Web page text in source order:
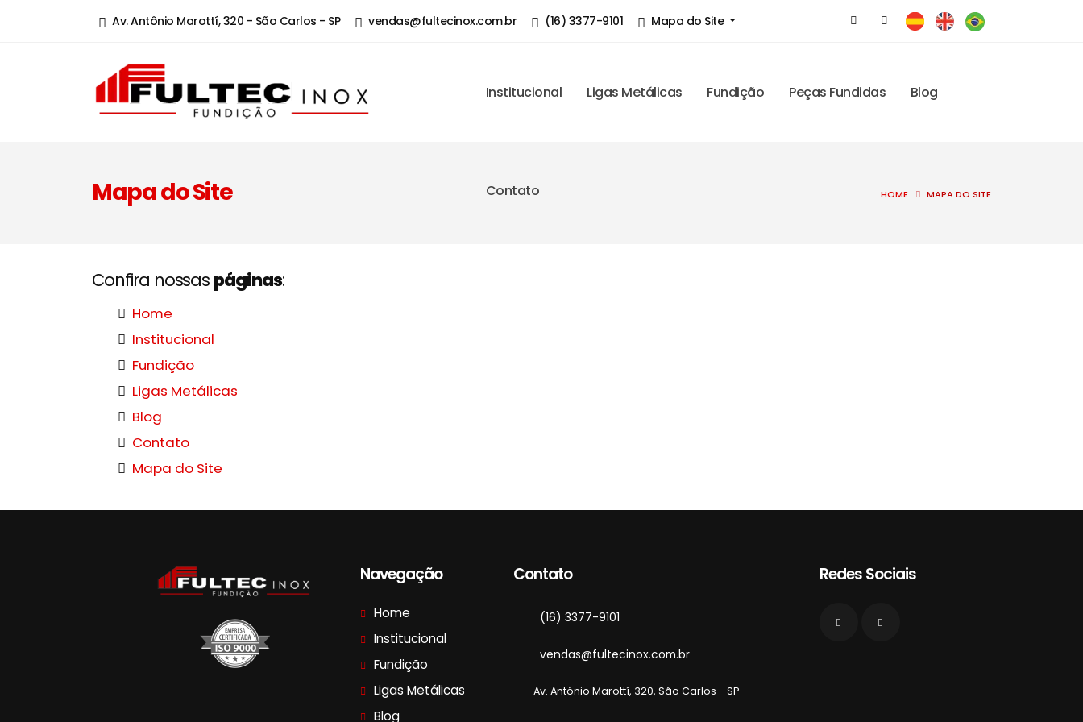
Av. Antônio Marottí, 320 - São Carlos - SP vendas@fultecinox.com.br (16) 3377-9101 Mapa do Site
Institucional Ligas Metálicas Fundição Peças Fundidas Blog
Contato
Mapa do Site HOME MAPA DO SITE
Confira nossas páginas:
Home
Institucional
Fundição
Ligas Metálicas
Blog
Contato
Mapa do Site
Navegação
Home
Institucional
Fundição
Ligas Metálicas
Blog
Contato
(16) 3377-9101
vendas@fultecinox.com.br
Av. Antônio Marottí, 320, São Carlos - SP
Redes Sociais